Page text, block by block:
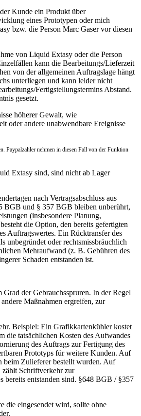
Kunde ein Produkt über
eines Prototypen oder mich
bzw. die Person Marc Gaser vor diesen
von Liquid Extasy oder die Person
kann die Bearbeitungs/Lieferzeit
von der allgemeinen Auftragslage hängt
unterliegen und kann leider nicht
Fertigstellungstermins Abstand.
gesetzt.
höherer Gewalt, wie
oder andere unabwendbare Ereignisse
Paypalzahler nehmen in diesen Fall von der Funktion
Extasy sind, sind nicht ab Lager
nach Vertragsabschluss aus
BGB und § 357 BGB bleiben unberührt,
(insbesondere Planung,
die Option, den bereits gefertigten
Auftragswertes. Ein Rücktransfer des
unbegründet oder rechtsmissbräuchlich
Mehraufwand (z. B. Gebühren des
Schaden entstanden ist.
der Gebrauchsspruren. In der Regel
Maßnahmen ergreifen, zur
Beispiel: Ein Grafikkartenkühler kostet
die tatsächlichen Kosten des Aufwandes
des Auftrags zur Fertigung des
Prototyps für weitere Kunden. Auf
beim Zulieferer bestellt wurden. Auf
zählt Schriftverkehr zur
bereits entstanden sind. §648 BGB / §357
die eingesendet wird, sollte ohne